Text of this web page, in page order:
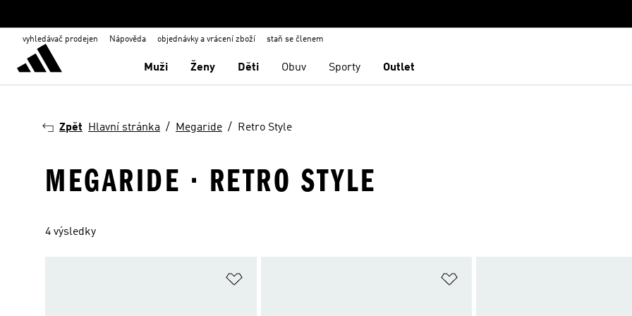
vyhledávač prodejen Nápověda objednávky a vrácení zboží staň se členem
Muži Ženy Děti Obuv Sporty Outlet
Zpět Hlavní stránka Megaride Retro Style
MEGARIDE · RETRO STYLE
4 výsledky